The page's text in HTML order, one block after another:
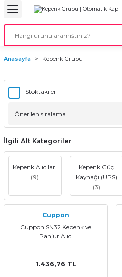
Geri Dön
Geri Dön
Motorlar
Geri Dön
Geri Dön
Geri Dön
Anasayfa Kepenk Grubu
Stoktakiler
İlgili Alt Kategoriler
Kepenk Alıcıları
(9)
Kepenk Güç
Kaynağı (UPS)
(3)
Cuppon
Cuppon SN32 Kepenk ve
Panjur Alıcı
1.436,76 TL